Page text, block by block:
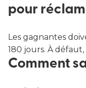
pour
Les gagnantes
180 jours. À
Comment